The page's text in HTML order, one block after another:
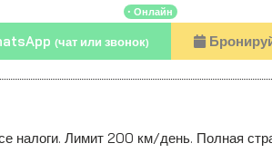
・Онлайн
(чат или звонок)
налоги. Лимит 200 км/день. Полная